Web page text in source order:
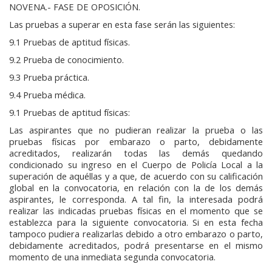
NOVENA.- FASE DE OPOSICIÓN.
Las pruebas a superar en esta fase serán las siguientes:
9.1 Pruebas de aptitud físicas.
9.2 Prueba de conocimiento.
9.3 Prueba práctica.
9.4 Prueba médica.
9.1 Pruebas de aptitud físicas:
Las aspirantes que no pudieran realizar la prueba o las
pruebas físicas por embarazo o parto, debidamente
acreditados, realizarán todas las demás quedando
condicionado su ingreso en el Cuerpo de Policía Local a la
superación de aquéllas y a que, de acuerdo con su calificación
global en la convocatoria, en relación con la de los demás
aspirantes, le corresponda. A tal fin, la interesada podrá
realizar las indicadas pruebas físicas en el momento que se
establezca para la siguiente convocatoria. Si en esta fecha
tampoco pudiera realizarlas debido a otro embarazo o parto,
debidamente acreditados, podrá presentarse en el mismo
momento de una inmediata segunda convocatoria.